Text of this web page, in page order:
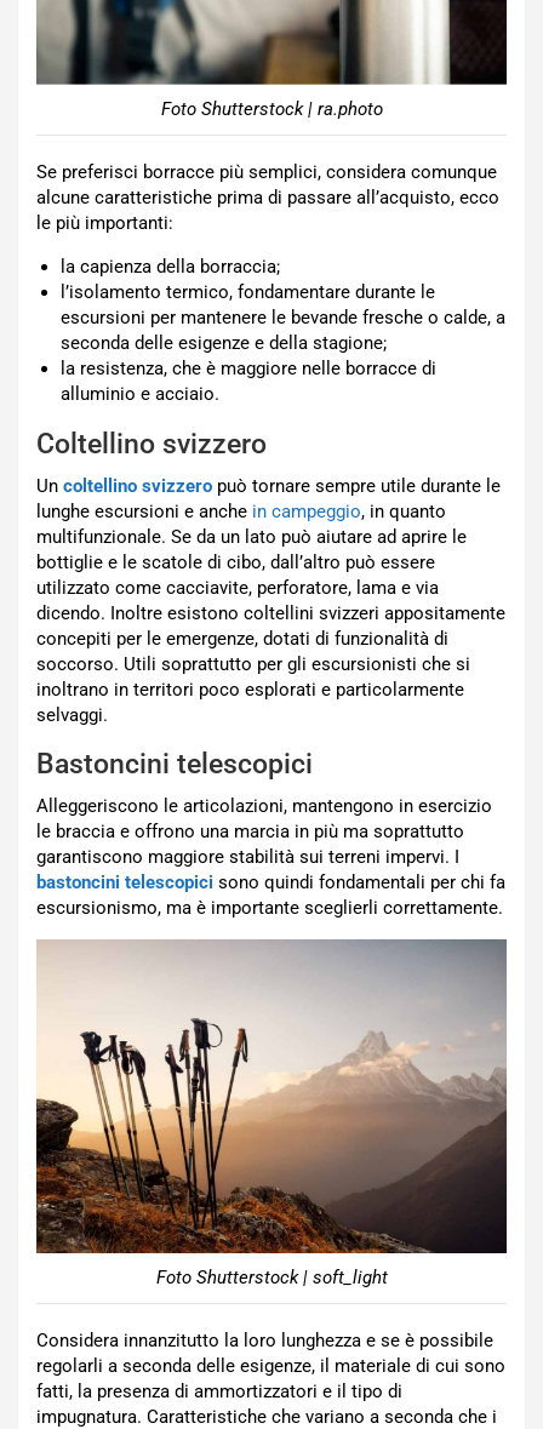
Foto Shutterstock | ra.photo
Se preferisci borracce più semplici, considera comunque
alcune caratteristiche prima di passare all’acquisto, ecco
le più importanti:
la capienza della borraccia;
l’isolamento termico, fondamentare durante le
escursioni per mantenere le bevande fresche o calde, a
seconda delle esigenze e della stagione;
la resistenza, che è maggiore nelle borracce di
alluminio e acciaio.
Coltellino svizzero
Un coltellino svizzero può tornare sempre utile durante le
lunghe escursioni e anche in campeggio, in quanto
multifunzionale. Se da un lato può aiutare ad aprire le
bottiglie e le scatole di cibo, dall’altro può essere
utilizzato come cacciavite, perforatore, lama e via
dicendo. Inoltre esistono coltellini svizzeri appositamente
concepiti per le emergenze, dotati di funzionalità di
soccorso. Utili soprattutto per gli escursionisti che si
inoltrano in territori poco esplorati e particolarmente
selvaggi.
Bastoncini telescopici
Alleggeriscono le articolazioni, mantengono in esercizio
le braccia e offrono una marcia in più ma soprattutto
garantiscono maggiore stabilità sui terreni impervi. I
bastoncini telescopici sono quindi fondamentali per chi fa
escursionismo, ma è importante sceglierli correttamente.
Foto Shutterstock | soft_light
Considera innanzitutto la loro lunghezza e se è possibile
regolarli a seconda delle esigenze, il materiale di cui sono
fatti, la presenza di ammortizzatori e il tipo di
impugnatura. Caratteristiche che variano a seconda che i